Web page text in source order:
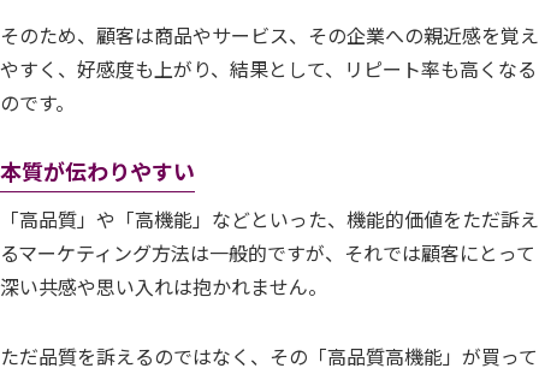
そのため、顧客は商品やサービス、その企業への親近感を覚え
やすく、好感度も上がり、結果として、リピート率も高くなる
のです。
本質が伝わりやすい
「高品質」や「高機能」などといった、機能的価値をただ訴え
るマーケティング方法は一般的ですが、それでは顧客にとって
深い共感や思い入れは抱かれません。
ただ品質を訴えるのではなく、その「高品質高機能」が買って